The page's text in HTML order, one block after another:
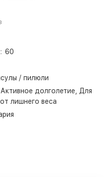
60
/ пилюли
Активное долголетие, Для
лишнего веса